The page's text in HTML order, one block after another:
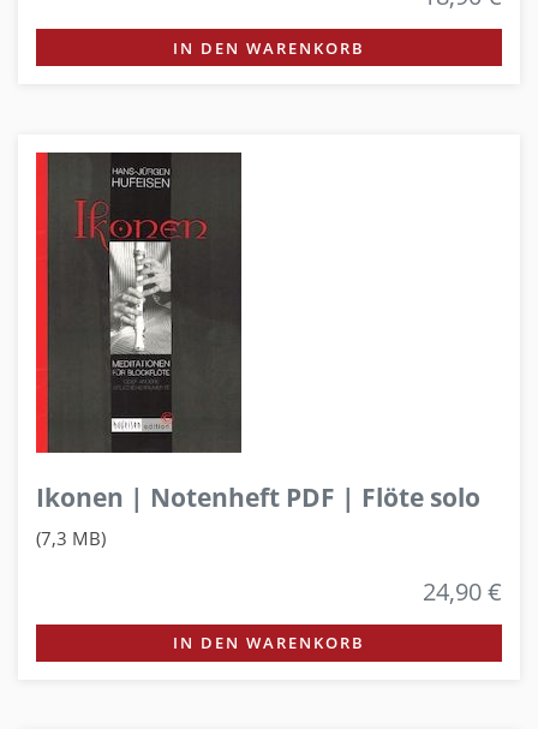
IN DEN WARENKORB
Ikonen | Notenheft PDF | Flöte solo
(7,3 MB)
24,90 €
IN DEN WARENKORB